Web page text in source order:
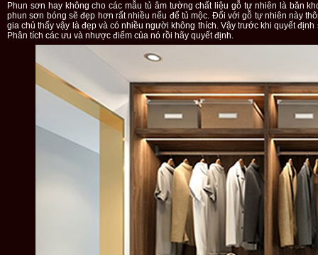
Phun sơn hay không cho các mẫu tủ âm tường chất liệu gỗ tự nhiên là băn
phun sơn bóng sẽ đẹp hơn rất nhiều nếu để tủ mộc. Đối với gỗ tự nhiên này
gia chủ thấy vậy là đẹp và có nhiều người không thích. Vậy trước khi quyết
Phân tích các ưu và nhược điểm của nó rồi hãy quyết định.